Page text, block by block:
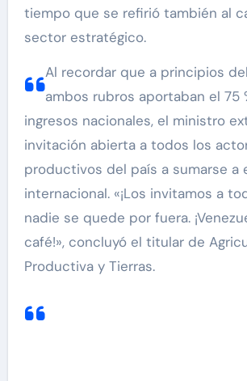
tiempo que se refirió también al
sector estratégico.
Al recordar que a principios
ambos rubros aportaban el 75
ingresos nacionales, el ministro
invitación abierta a todos los
productivos del país a sumarse a
internacional. «¡Los invitamos a
nadie se quede por fuera.
café!», concluyó el titular de
Productiva y Tierras.